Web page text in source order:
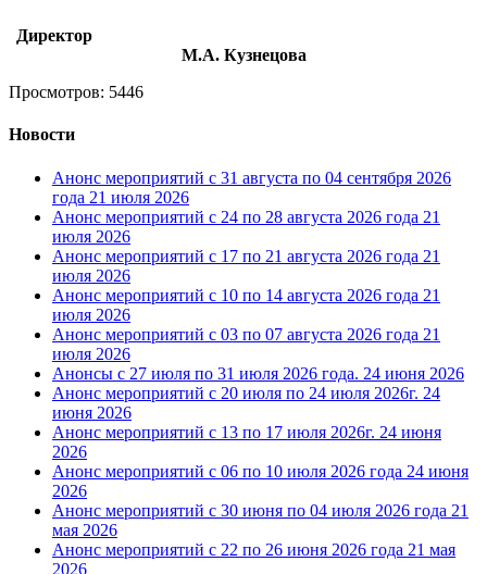
Директор
М.А. Кузнецова
Просмотров: 5446
Новости
Анонс мероприятий с 31 августа по 04 сентября 2026
года 21 июля 2026
Анонс мероприятий с 24 по 28 августа 2026 года 21
июля 2026
Анонс мероприятий с 17 по 21 августа 2026 года 21
июля 2026
Анонс мероприятий с 10 по 14 августа 2026 года 21
июля 2026
Анонс мероприятий с 03 по 07 августа 2026 года 21
июля 2026
Анонсы с 27 июля по 31 июля 2026 года. 24 июня 2026
Анонс мероприятий с 20 июля по 24 июля 2026г. 24
июня 2026
Анонс мероприятий с 13 по 17 июля 2026г. 24 июня
2026
Анонс мероприятий с 06 по 10 июля 2026 года 24 июня
2026
Анонс мероприятий с 30 июня по 04 июля 2026 года 21
мая 2026
Анонс мероприятий с 22 по 26 июня 2026 года 21 мая
2026